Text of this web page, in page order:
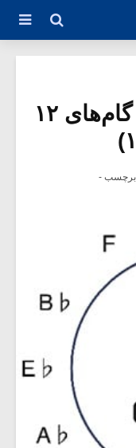
کاربرد دایره در ایجاد گام‌های ۱۲